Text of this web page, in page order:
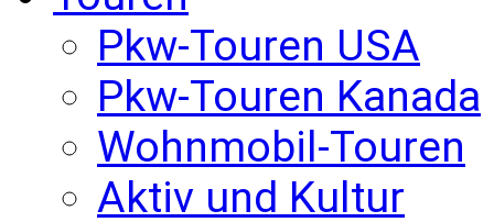
Pkw-Touren USA
Pkw-Touren Kanada
Wohnmobil-Touren
Aktiv und Kultur